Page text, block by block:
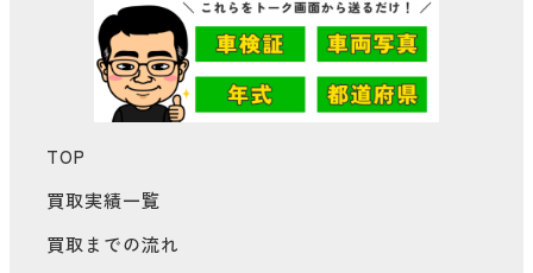
TOP
買取実績一覧
買取までの流れ